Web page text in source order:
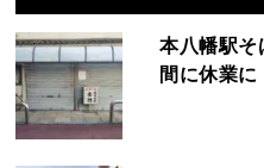
本八幡駅そ
間に休業に